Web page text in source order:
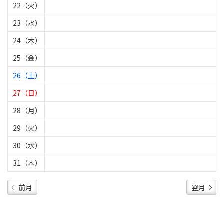
22（火）
23（水）
24（木）
25（金）
26（土）
27（日）
28（月）
29（火）
30（水）
31（木）
前月 翌月